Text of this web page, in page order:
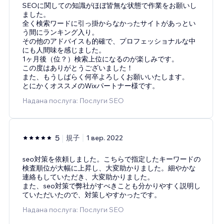
SEOに関しての知識がほぼ皆無な状態で作業をお願いし
ました。
全く検索ワードに引っ掛からなかったサイトがあっとい
う間にランキング入り。
その他のアドバイスも的確で、プロフェッショナルな中
にも人間味を感じました。
1ヶ月後（位？）検索上位になるのが楽しみです。
この度はありがとうございました！
また、もうしばらく何卒よろしくお願いいたします。
とにかくオススメのWixパートナー様です。
Надана послуга: Послуги SEO
5 規子 1 вер. 2022
seo対策を依頼しました。こちらで指定したキーワードの
検査順位が大幅に上昇し、大変助かりました。細やかな
連絡もしていただき、大変助かりました。
また、seo対策で弊社がすべきことも分かりやすく説明し
ていただいたので、対策しやすかったです。
Надана послуга: Послуги SEO